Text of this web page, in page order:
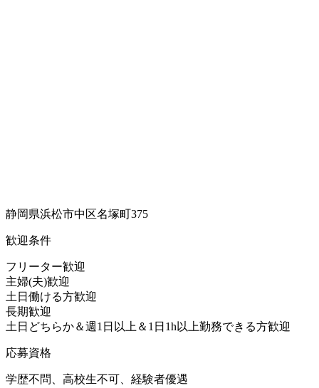
静岡県浜松市中区名塚町375
歓迎条件
フリーター歓迎
主婦(夫)歓迎
土日働ける方歓迎
長期歓迎
土日どちらか＆週1日以上＆1日1h以上勤務できる方歓迎
応募資格
学歴不問、高校生不可、経験者優遇